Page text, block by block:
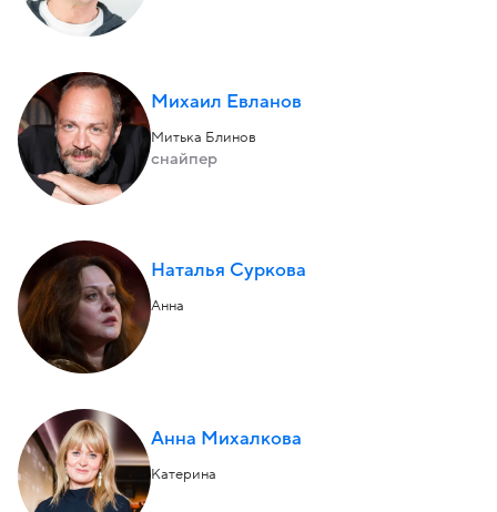
Михаил Евланов
Митька Блинов
снайпер
Наталья Суркова
Анна
Анна Михалкова
Катерина